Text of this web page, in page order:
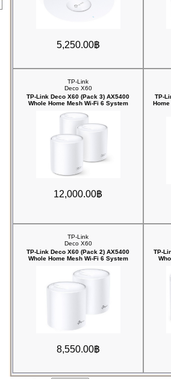
5,250.00฿
TP-Link
Deco X60
TP-Link Deco X60 (Pack 3) AX5400
Whole Home Mesh Wi-Fi 6 System
12,000.00฿
TP-
TP-Link
Deco X60
TP-Link Deco X60 (Pack 2) AX5400
Whole Home Mesh Wi-Fi 6 System
8,550.00฿
TP-